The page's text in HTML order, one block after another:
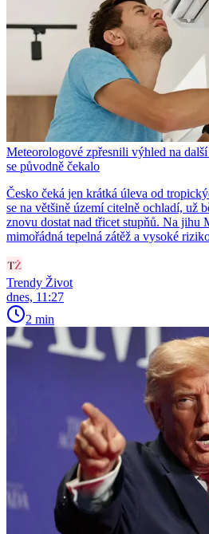
Meteorologové zpřesnili výhled na
se původně čekalo
Česko čeká jen krátká úleva od
se na většině území citelně ochladí, už
znovu dostat nad třicet stupňů. Na jihu
mimořádná tepelná zátěž a vysoké
Trendy Život
dnes, 11:27
2 min